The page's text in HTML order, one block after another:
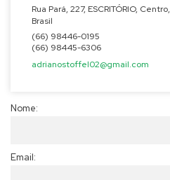
Rua Pará, 227, ESCRITÓRIO, Centro,
Brasil
(66) 98446-0195
(66) 98445-6306
adrianostoffel02@gmail.com
Nome:
Email: